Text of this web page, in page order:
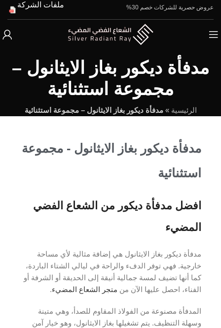
عروض حصرية للشركات خصم 30% ملفات الشركة
مدفأة ديكور بغاز الايثانول –
مجموعة استثنائية
الرئيسية »مدفأة ديكور بغاز الايثانول – مجموعة استثنائية
مدفأة ديكور بغاز الايثانول - مجموعة
استثنائية
افضل مدفأة ديكور من الشعاع الفضي
المضيء
مدفأة ديكور بغاز الايثانول هي إضافة مثالية لأي مساحة
خارجية. فهي توفر الدفء والراحة في ليالي الشتاء الباردة،
كما أنها تضيف لمسة جمالية أنيقة إلى الحديقة أو الشرفة أو
الفناء، احصل عليها الآن من متجر الشعاع المضيء.
المدفأة مصنوعة من الفولاذ المقاوم للصدأ، وهي متينة
وسهلة التنظيف. يتم تشغيلها بغاز الايثانول، وهو خيار آمن